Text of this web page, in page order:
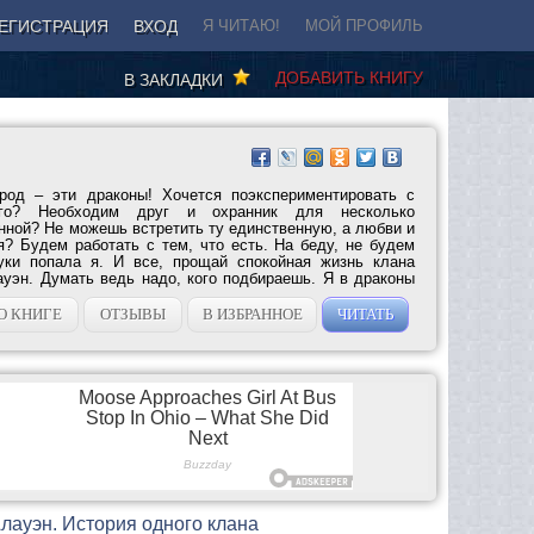
ВХОД Я ЧИТАЮ! МОЙ ПРОФИЛЬ
ДОБАВИТЬ КНИГУ
В ЗАКЛАДКИ
– эти драконы! Хочется поэкспериментировать с
Необходим друг и охранник для несколько
Не можешь встретить ту единственную, а любви и
Будем работать с тем, что есть. На беду, не будем
попала я. И все, прощай спокойная жизнь клана
Думать ведь надо, кого подбираешь. Я в драконы
КНИГЕ
ОТЗЫВЫ В ИЗБРАННОЕ ЧИТАТЬ
История одного клана